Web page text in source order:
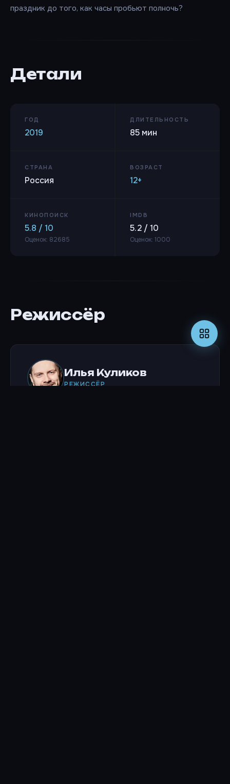
праздник до того, как часы пробьют полночь?
Детали
ГОД
2019
ДЛИТЕЛЬНОСТЬ
85 мин
СТРАНА
Россия
ВОЗРАСТ
12+
КИНОПОИСК
5.8 / 10
Оценок: 82685
IMDB
5.2 / 10
Оценок: 1000
Режиссёр
Илья Куликов
РЕЖИССЁР